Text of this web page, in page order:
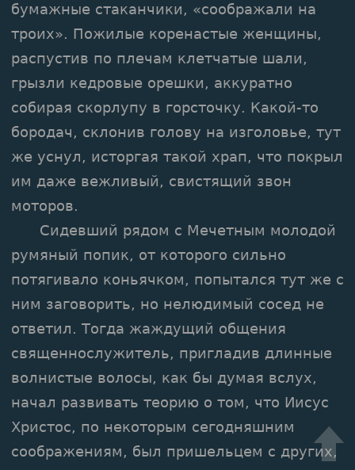
бумажные стаканчики, «соображали на
троих». Пожилые коренастые женщины,
распустив по плечам клетчатые шали,
грызли кедровые орешки, аккуратно
собирая скорлупу в горсточку. Какой-то
бородач, склонив голову на изголовье, тут
же уснул, исторгая такой храп, что покрыл
им даже вежливый, свистящий звон
моторов.
Сидевший рядом с Мечетным молодой
румяный попик, от которого сильно
потягивало коньячком, попытался тут же с
ним заговорить, но нелюдимый сосед не
ответил. Тогда жаждущий общения
священнослужитель, пригладив длинные
волнистые волосы, как бы думая вслух,
начал развивать теорию о том, что Иисус
Христос, по некоторым сегодняшним
соображениям, был пришельцем с других,